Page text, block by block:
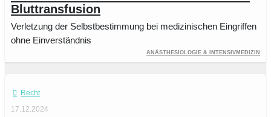
Bluttransfusion
Verletzung der Selbstbestimmung bei medizinischen Eingriffen
ohne Einverständnis
Anästhesiologie & Intensivmedizin
Recht
17.12.2024